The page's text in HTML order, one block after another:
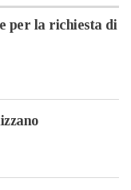
per la richiesta di